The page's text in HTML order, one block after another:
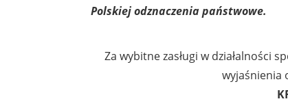
Polskiej odznaczenia państwowe.
Za wybitne zasługi w działalności
wyjaśnienia